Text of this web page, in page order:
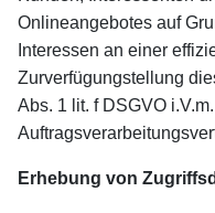
Onlineangebotes auf
Interessen an einer
Zurverfügungstellung
Abs. 1 lit. f DSGVO
Erhebung von